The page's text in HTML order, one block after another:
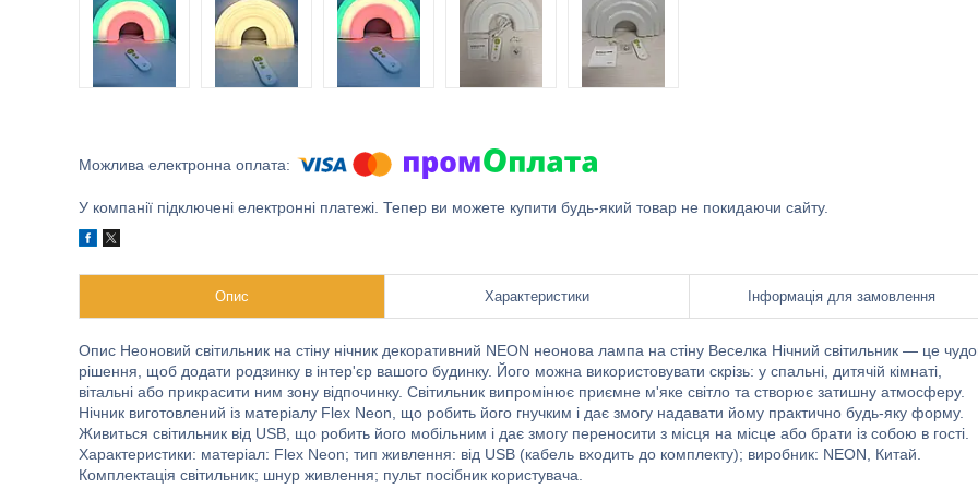
У компанії підключені електронні платежі. Тепер ви можете купити будь-який товар не покидаючи сайту.
Опис Характеристики Інформація для замовлення
Опис Неоновий світильник на стіну нічник декоративний NEON неонова лампа на стіну Веселка Нічний світильник — це
рішення, щоб додати родзинку в інтер'єр вашого будинку. Його можна використовувати скрізь: у спальні, дитячій кімнаті,
вітальні або прикрасити ним зону відпочинку. Світильник випромінює приємне м'яке світло та створює затишну атмосферу.
Нічник виготовлений із матеріалу Flex Neon, що робить його гнучким і дає змогу надавати йому практично будь-яку форму.
Живиться світильник від USB, що робить його мобільним і дає змогу переносити з місця на місце або брати із собою в гості.
Характеристики: матеріал: Flex Neon; тип живлення: від USB (кабель входить до комплекту); виробник: NEON, Китай.
Комплектація світильник; шнур живлення; пульт посібник користувача.